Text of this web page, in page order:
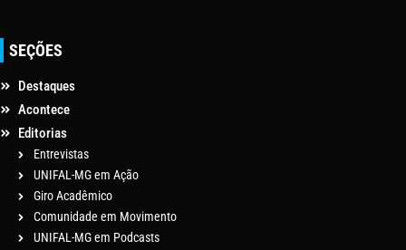
SEÇÕES
Destaques
Acontece
Editorias
Entrevistas
UNIFAL-MG em Ação
Giro Acadêmico
Comunidade em Movimento
UNIFAL-MG em Podcasts